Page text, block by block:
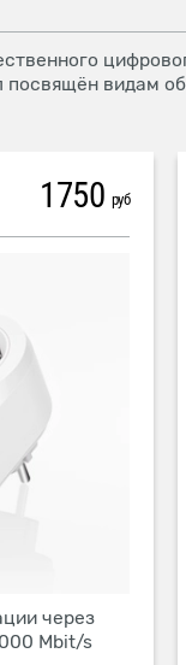
видам
1750 руб
через
Mbit/s